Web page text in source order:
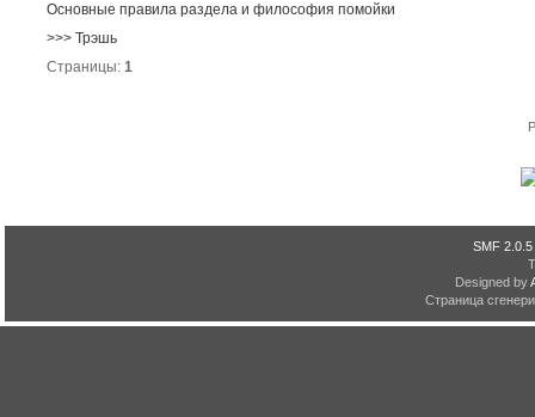
Основные правила раздела и философия помойки
>>> Трэшь
Страницы: 1
SMF 2.0.5
Designed by
Страница